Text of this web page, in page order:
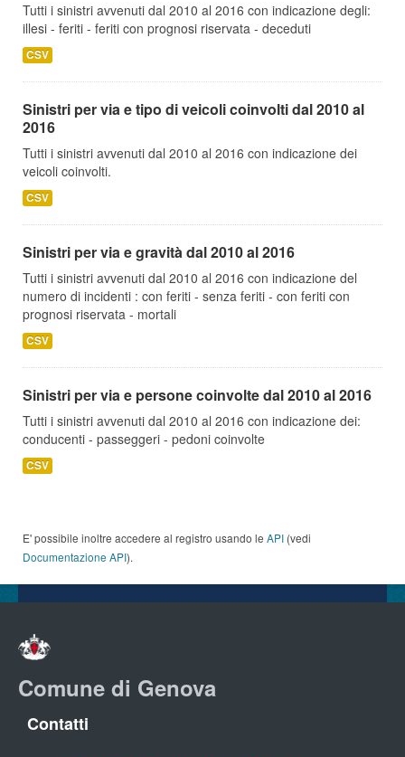
Tutti i sinistri avvenuti dal 2010 al 2016 con indicazione degli:
illesi - feriti - feriti con prognosi riservata - deceduti
CSV
Sinistri per via e tipo di veicoli coinvolti dal 2010 al
2016
Tutti i sinistri avvenuti dal 2010 al 2016 con indicazione dei
veicoli coinvolti.
CSV
Sinistri per via e gravità dal 2010 al 2016
Tutti i sinistri avvenuti dal 2010 al 2016 con indicazione del
numero di incidenti : con feriti - senza feriti - con feriti con
prognosi riservata - mortali
CSV
Sinistri per via e persone coinvolte dal 2010 al 2016
Tutti i sinistri avvenuti dal 2010 al 2016 con indicazione dei:
conducenti - passeggeri - pedoni coinvolte
CSV
E' possibile inoltre accedere al registro usando le API (vedi
Documentazione API).
Comune di Genova
Contatti